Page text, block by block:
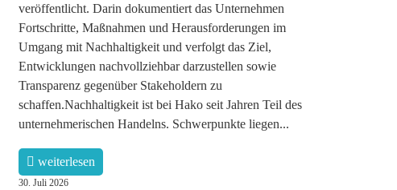
veröffentlicht. Darin dokumentiert das Unternehmen
Fortschritte, Maßnahmen und Herausforderungen im
Umgang mit Nachhaltigkeit und verfolgt das Ziel,
Entwicklungen nachvollziehbar darzustellen sowie
Transparenz gegenüber Stakeholdern zu
schaffen.Nachhaltigkeit ist bei Hako seit Jahren Teil des
unternehmerischen Handelns. Schwerpunkte liegen...
weiterlesen
30. Juli 2026